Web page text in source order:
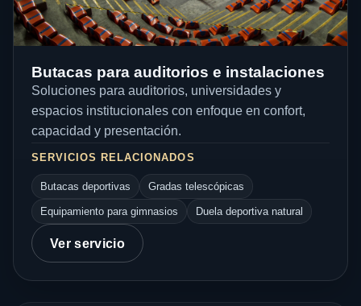
Butacas para auditorios e instalaciones
Soluciones para auditorios, universidades y
espacios institucionales con enfoque en confort,
capacidad y presentación.
SERVICIOS RELACIONADOS
Butacas deportivas Gradas telescópicas
Equipamiento para gimnasios Duela deportiva natural
Ver servicio